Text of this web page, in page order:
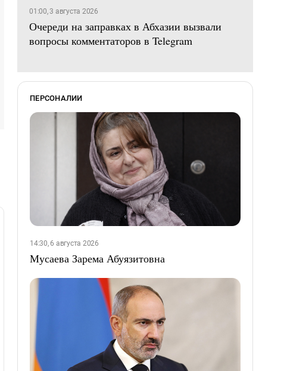
01:00, 3 августа 2026
Очереди на заправках в Абхазии вызвали
вопросы комментаторов в Telegram
ПЕРСОНАЛИИ
14:30, 6 августа 2026
Мусаева Зарема Абуязитовна